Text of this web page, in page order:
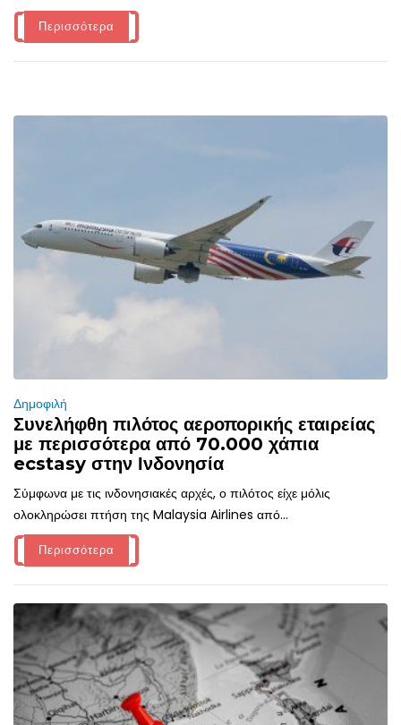
Περισσότερα
Δημοφιλή
Συνελήφθη πιλότος αεροπορικής εταιρείας
με περισσότερα από 70.000 χάπια
ecstasy στην Ινδονησία
Σύμφωνα με τις ινδονησιακές αρχές, ο πιλότος είχε μόλις
ολοκληρώσει πτήση της Malaysia Airlines από...
Περισσότερα